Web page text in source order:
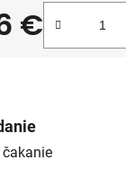
€
cena:
čakanie